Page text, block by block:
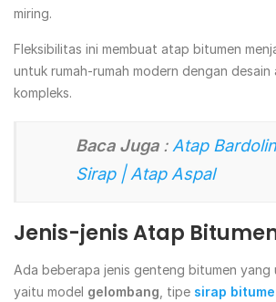
miring.
Fleksibilitas ini membuat atap bitumen
untuk rumah-rumah modern dengan
kompleks.
Baca Juga: Atap
Sirap | Atap Aspal
Jenis-jenis Atap
Ada beberapa jenis genteng bitumen yang
yaitu model gelombang , tipe sirap